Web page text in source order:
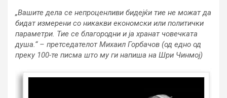
„Вашите дела се непроценливи бидејќи тие не можат да
бидат измерени со никакви економски или политички
параметри. Тие се благородни и ја хранат човечката
душа.“ – претседателот Михаил Горбачов (од едно од
преку 100-те писма што му ги напиша на Шри Чинмој)